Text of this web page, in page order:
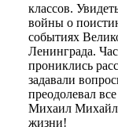
классов.
войны о
событиях
Ленинграда.
прониклись
задавали
преодолевал
Михаил
жизни!